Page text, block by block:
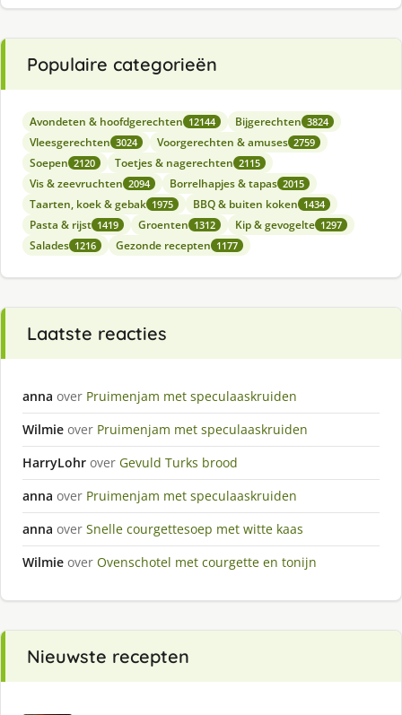
Populaire categorieën
Avondeten & hoofdgerechten 12144 Bijgerechten 3824
Vleesgerechten 3024 Voorgerechten & amuses 2759
Soepen 2120 Toetjes & nagerechten 2115
Vis & zeevruchten 2094 Borrelhapjes & tapas 2015
Taarten, koek & gebak 1975 BBQ & buiten koken 1434
Pasta & rijst 1419 Groenten 1312 Kip & gevogelte 1297
Salades 1216 Gezonde recepten 1177
Laatste reacties
anna over Pruimenjam met speculaaskruiden
Wilmie over Pruimenjam met speculaaskruiden
HarryLohr over Gevuld Turks brood
anna over Pruimenjam met speculaaskruiden
anna over Snelle courgettesoep met witte kaas
Wilmie over Ovenschotel met courgette en tonijn
Nieuwste recepten